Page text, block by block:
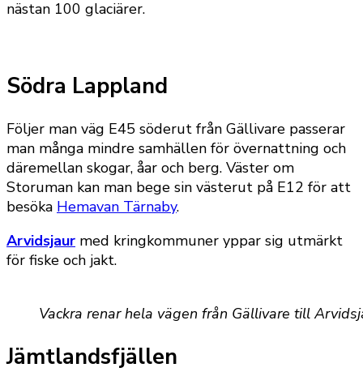
nästan 100 glaciärer.
Södra Lappland
Följer man väg E45 söderut från Gällivare passerar
man många mindre samhällen för övernattning och
däremellan skogar, åar och berg. Väster om
Storuman kan man bege sin västerut på E12 för att
besöka Hemavan Tärnaby.
Arvidsjaur med kringkommuner yppar sig utmärkt
för fiske och jakt.
Vackra renar hela vägen från Gällivare till
Jämtlandsfjällen